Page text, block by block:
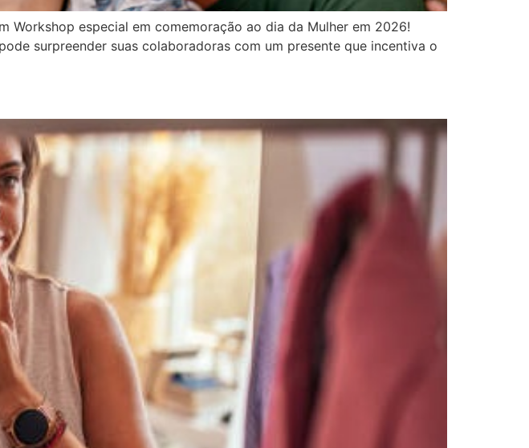
Workshop especial em comemoração ao dia da Mulher em 2026!
surpreender suas colaboradoras com um presente que incentiva o